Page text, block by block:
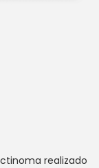
realizado